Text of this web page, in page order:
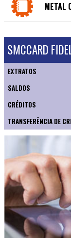
METAL
SMCCARD
EXTRATOS
SALDOS
CRÉDITOS
TRANSFERÊNCIA DE